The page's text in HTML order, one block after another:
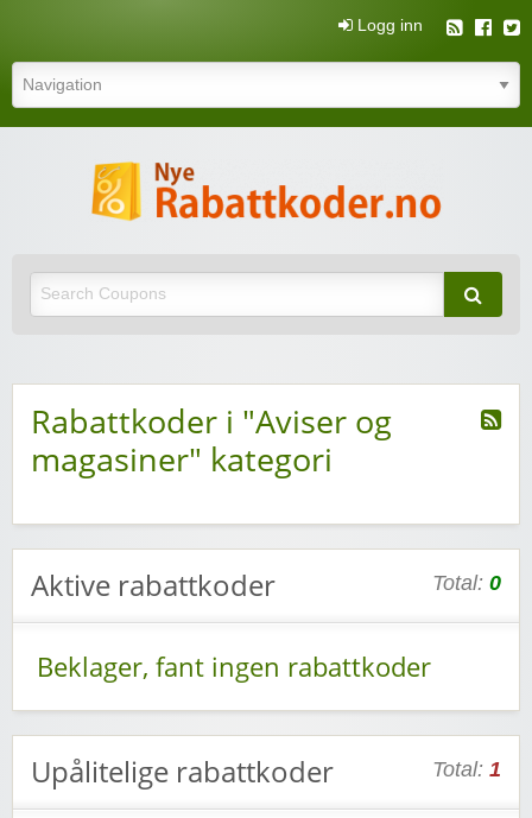
Logg inn
Rabattkoder i "Aviser og
magasiner" kategori
Aktive rabattkoder Total: 0
Beklager, fant ingen rabattkoder
Upålitelige rabattkoder Total: 1